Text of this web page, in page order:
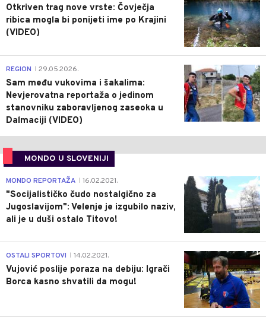
Otkriven trag nove vrste: Čovječja
ribica mogla bi ponijeti ime po Krajini
(VIDEO)
0
REGION 29.05.2026.
Sam među vukovima i šakalima:
Nevjerovatna reportaža o jedinom
stanovniku zaboravljenog zaseoka u
Dalmaciji (VIDEO)
MONDO U SLOVENIJI
4
MONDO REPORTAŽA 16.02.2021.
"Socijalističko čudo nostalgično za
Jugoslavijom": Velenje je izgubilo naziv,
ali je u duši ostalo Titovo!
1
OSTALI SPORTOVI 14.02.2021.
Vujović poslije poraza na debiju: Igrači
Borca kasno shvatili da mogu!